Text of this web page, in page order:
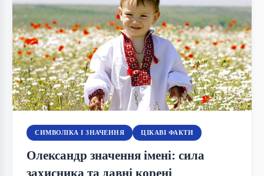
СИМВОЛІКА І ЗНАЧЕННЯ ЦІКАВІ ФАКТИ
Олександр значення імені: сила
захисника та давні корені